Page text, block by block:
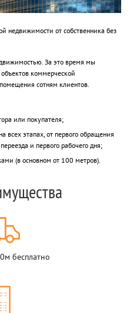
недвижимости от собственника без
За это время мы
коммерческой
сотням клиентов.
или покупателя;
всех этапах, от первого обращения
и первого рабочего дня;
(в основном от 100 метров).
бесплатно